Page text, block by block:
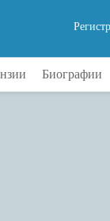
Биографии